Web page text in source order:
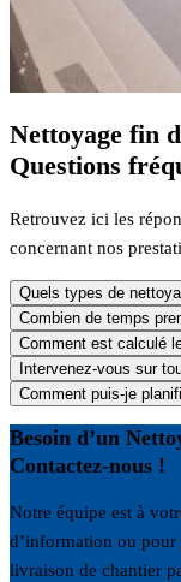
Nettoyage fin
Questions
Retrouvez ici les
concernant nos
Quels types de
Combien de temps
Comment est calculé
Intervenez-vous sur
Comment puis-je
Besoin d’un
Contactez-nous !
Notre équipe est à
d’information ou
livraison de chantier